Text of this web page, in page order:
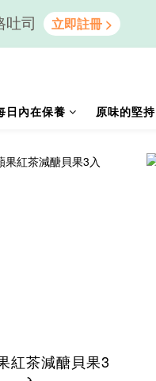
吐司
日內在保養 原味的堅持
紅茶減醣貝果3